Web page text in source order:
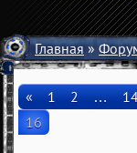
Главная»
« 1 2 …
16